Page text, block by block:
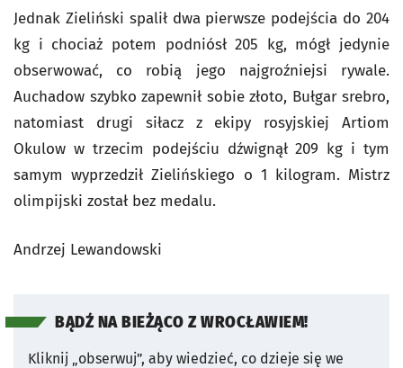
Jednak Zieliński spalił dwa pierwsze podejścia do 204
kg i chociaż potem podniósł 205 kg, mógł jedynie
obserwować, co robią jego najgroźniejsi rywale.
Auchadow szybko zapewnił sobie złoto, Bułgar srebro,
natomiast drugi siłacz z ekipy rosyjskiej Artiom
Okulow w trzecim podejściu dźwignął 209 kg i tym
samym wyprzedził Zielińskiego o 1 kilogram. Mistrz
olimpijski został bez medalu.
Andrzej Lewandowski
BĄDŹ NA BIEŻĄCO Z WROCŁAWIEM!
Kliknij „obserwuj”, aby wiedzieć, co dzieje się we